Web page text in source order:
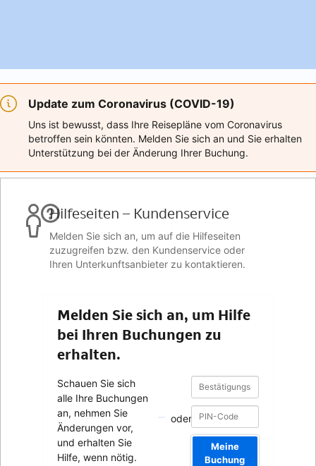
Update zum Coronavirus (COVID-19)
Uns ist bewusst, dass Ihre Reisepläne vom Coronavirus
betroffen sein könnten. Melden Sie sich an und Sie erhalten
Unterstützung bei der Änderung Ihrer Buchung.
Hilfeseiten – Kundenservice
Melden Sie sich an, um auf die Hilfeseiten
zuzugreifen bzw. den Kundenservice oder
Ihren Unterkunftsanbieter zu kontaktieren.
Melden Sie sich an, um Hilfe
bei Ihren Buchungen zu
erhalten.
Schauen Sie sich
alle Ihre Buchungen
an, nehmen Sie
Änderungen vor,
und erhalten Sie
Hilfe, wenn nötig.
oder
Bestätigungsnummer
Bestätigungsnummer
Meine
Buchung